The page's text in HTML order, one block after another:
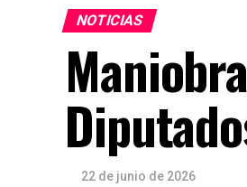
NOTICIAS
22 de junio de 2026